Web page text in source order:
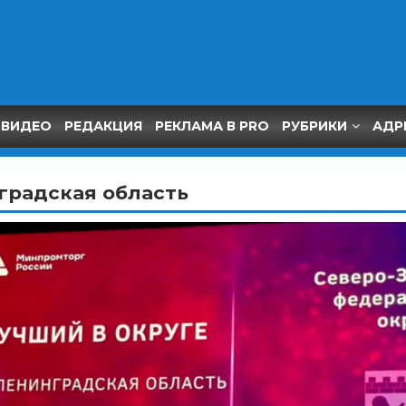
ВИДЕО РЕДАКЦИЯ РЕКЛАМА В PRO РУБРИКИ
область